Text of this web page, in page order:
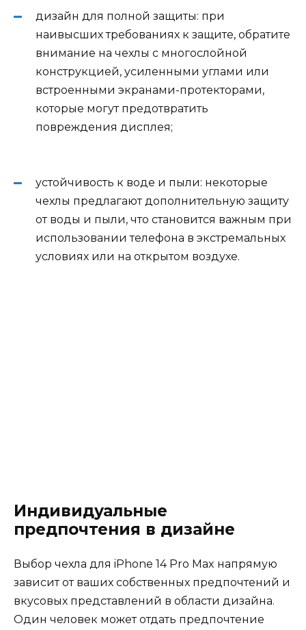
дизайн для полной защиты: при
наивысших требованиях к защите, обратите
внимание на чехлы с многослойной
конструкцией, усиленными углами или
встроенными экранами-протекторами,
которые могут предотвратить
повреждения дисплея;
устойчивость к воде и пыли: некоторые
чехлы предлагают дополнительную защиту
от воды и пыли, что становится важным при
использовании телефона в экстремальных
условиях или на открытом воздухе.
Индивидуальные
предпочтения в дизайне
Выбор чехла для iPhone 14 Pro Max напрямую
зависит от ваших собственных предпочтений и
вкусовых представлений в области дизайна.
Один человек может отдать предпочтение